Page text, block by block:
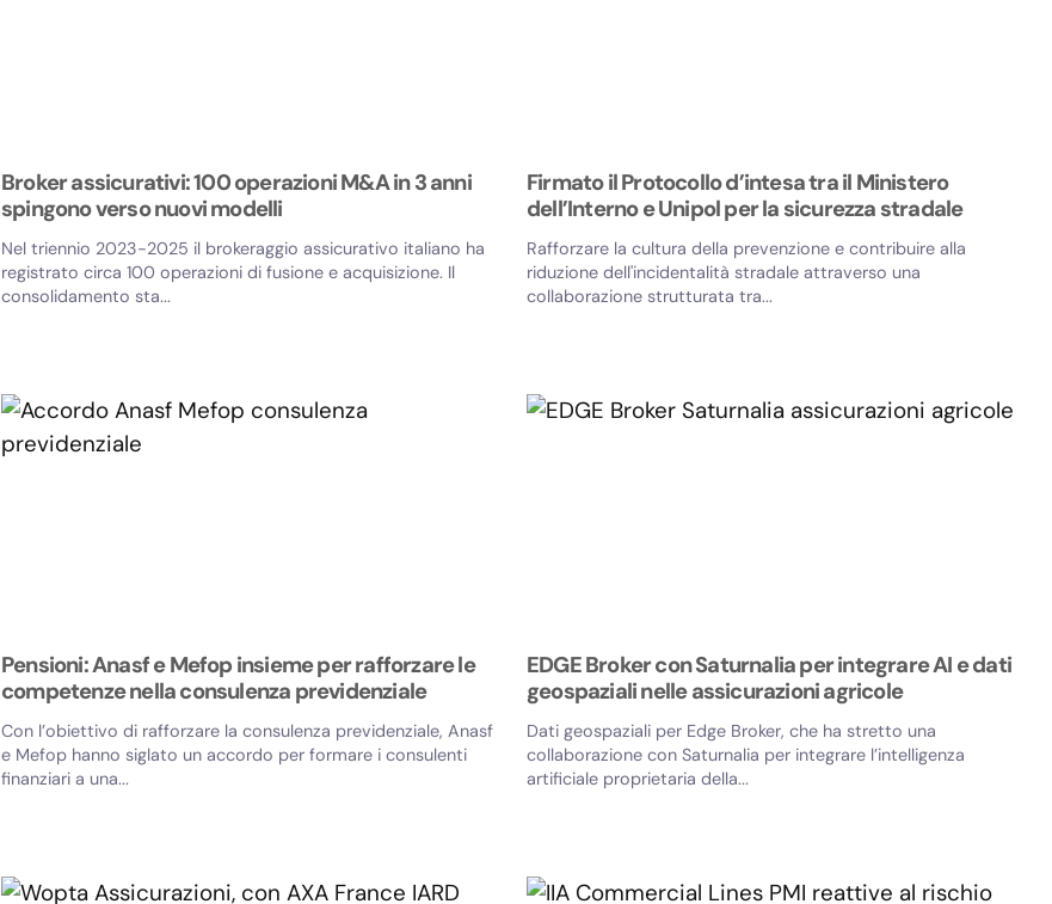
Broker assicurativi: 100 operazioni M&A in 3 anni
spingono verso nuovi modelli
Nel triennio 2023-2025 il brokeraggio assicurativo italiano ha
registrato circa 100 operazioni di fusione e acquisizione. Il
consolidamento sta...
Firmato il Protocollo d’intesa tra il Ministero
dell’Interno e Unipol per la sicurezza stradale
Rafforzare la cultura della prevenzione e contribuire alla
riduzione dell'incidentalità stradale attraverso una
collaborazione strutturata tra...
Pensioni: Anasf e Mefop insieme per rafforzare le
competenze nella consulenza previdenziale
Con l’obiettivo di rafforzare la consulenza previdenziale, Anasf
e Mefop hanno siglato un accordo per formare i consulenti
finanziari a una...
EDGE Broker con Saturnalia per integrare AI e dati
geospaziali nelle assicurazioni agricole
Dati geospaziali per Edge Broker, che ha stretto una
collaborazione con Saturnalia per integrare l’intelligenza
artificiale proprietaria della...